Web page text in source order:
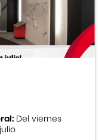
Del viernes